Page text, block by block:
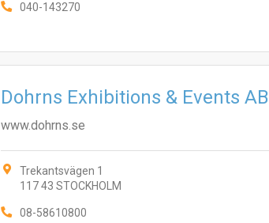
040-143270
Dohrns Exhibitions & Events AB
www.dohrns.se
Trekantsvägen 1
117 43 STOCKHOLM
08-58610800